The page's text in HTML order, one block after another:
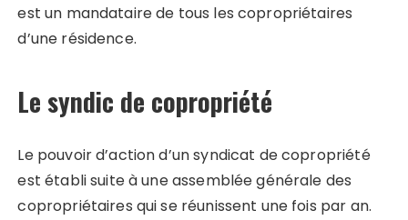
est un mandataire de tous les copropriétaires
d’une résidence.
Le syndic de copropriété
Le pouvoir d’action d’un syndicat de copropriété
est établi suite à une assemblée générale des
copropriétaires qui se réunissent une fois par an.